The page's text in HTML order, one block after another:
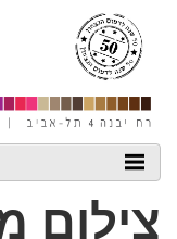
אינטרנט,
אנטר
לאזור
תוכן
צילום